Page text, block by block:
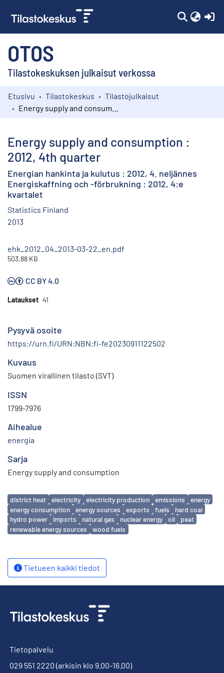
OTOS
Tilastokeskuksen julkaisut verkossa
Kokoelmat
Etusivu Tilastokeskus
Tilastojulkaisut
Energy supply and consumption :
2012, 4th quarter
Energian hankinta ja kulutus : 2012, 4. neljännes
Energiskaffning och -förbrukning : 2012, 4:e
kvartalet
Statistics Finland
2013
ehk_2012_04_2013-03-22_en.pdf
503.88 KB
CC BY 4.0
Lataukset 41
Pysyvä osoite
https://urn.fi/URN:NBN:fi-fe20230911122502
Kuvaus
Suomen virallinen tilasto (SVT)
ISSN
1799-7976
Aihealue
energia
Sarja
Energy supply and consumption
Avainsanat
district heat electricity electricity production emissions
energy
energy consumption
energy sources exports fuels
hard coal
hydro power
imports natural gas nuclear energy oil
peat
renewable energy sources
wood fuels
Tietueen kaikki tiedot
Tietopalvelu
029 551 2220 (arkisin klo 9.00-16.00)